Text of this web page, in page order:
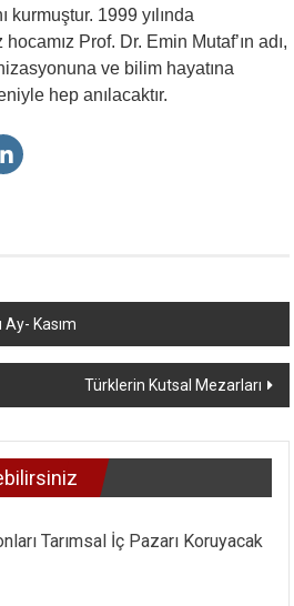
kurmuştur. 1999 yılında
Prof. Dr. Emin Mutaf’ın adı,
ve bilim hayatına
hep anılacaktır.
Kasım
Türklerin Kutsal Mezarları
Tarımsal İç Pazarı Koruyacak